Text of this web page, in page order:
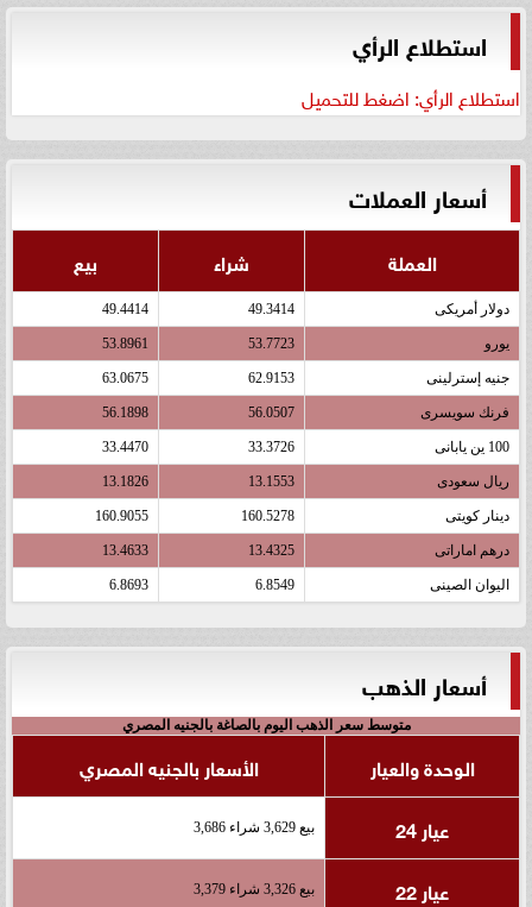
استطلاع الرأي
استطلاع الرأي: اضغط للتحميل
أسعار العملات
العملة شراء بيع
دولار أمريكى 49.3414
49.4414
يورو 53.7723
53.8961
جنيه إسترلينى 62.9153
63.0675
فرنك سويسرى 56.0507
56.1898
100 ين يابانى 33.3726
33.4470
ريال سعودى 13.1553
13.1826
دينار كويتى 160.5278
160.9055
درهم اماراتى 13.4325
13.4633
اليوان الصينى 6.8549
6.8693
أسعار الذهب
متوسط سعر الذهب اليوم بالصاغة بالجنيه المصري
الوحدة والعيار
الأسعار بالجنيه المصري
عيار 24
بيع 3,629 شراء 3,686
عيار 22 بيع 3,326 شراء 3,379